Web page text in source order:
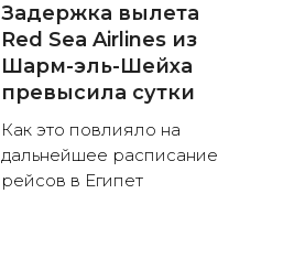
Задержка вылета
Red Sea Airlines из
Шарм-эль-Шейха
превысила сутки
Как это повлияло на
дальнейшее расписание
рейсов в Египет